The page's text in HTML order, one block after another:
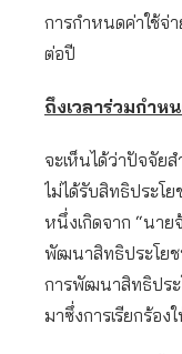
การกำหนดค่าใช้จ่
ต่อปี
ถึงเวลาร่วมกำห
จะเห็นได้ว่าปัจจัย
ไม่ได้รับสิทธิประโ
หนึ่งเกิดจาก “นาย
พัฒนาสิทธิประโย
การพัฒนาสิทธิประ
มาซึ่งการเรียกร้อง